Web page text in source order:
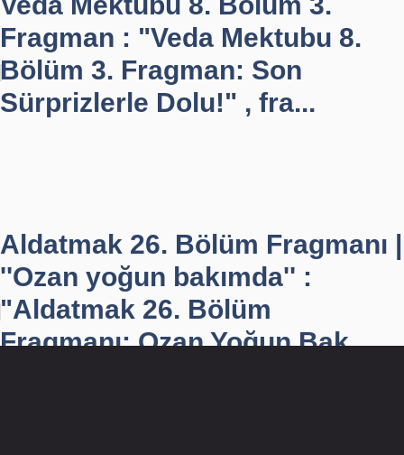
Fragman : "Veda Mektubu 8.
Bölüm 3. Fragman: Son
Sürprizlerle Dolu!" , fra...
Aldatmak 26. Bölüm Fragmanı |
''Ozan yoğun bakımda'' :
"Aldatmak 26. Bölüm
Fragmanı: Ozan Yoğun Bak...